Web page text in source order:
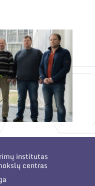
institutas
centras